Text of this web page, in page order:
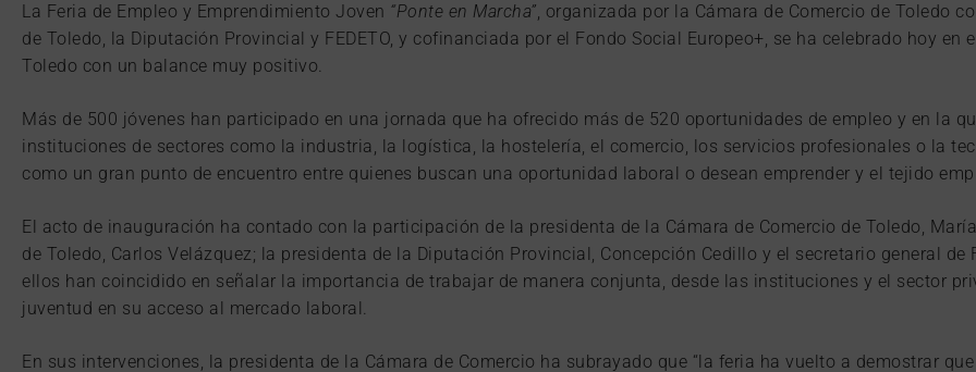
La Feria de Empleo y Emprendimiento Joven “Ponte en Marcha”, organizada por la Cámara de Comercio de Toledo
de Toledo, la Diputación Provincial y FEDETO, y cofinanciada por el Fondo Social Europeo+, se ha celebrado hoy en
Toledo con un balance muy positivo.
Más de 500 jóvenes han participado en una jornada que ha ofrecido más de 520 oportunidades de empleo y en la
instituciones de sectores como la industria, la logística, la hostelería, el comercio, los servicios profesionales o la
como un gran punto de encuentro entre quienes buscan una oportunidad laboral o desean emprender y el tejido
El acto de inauguración ha contado con la participación de la presidenta de la Cámara de Comercio de Toledo,
de Toledo, Carlos Velázquez; la presidenta de la Diputación Provincial, Concepción Cedillo y el secretario general de
ellos han coincidido en señalar la importancia de trabajar de manera conjunta, desde las instituciones y el sector
juventud en su acceso al mercado laboral.
En sus intervenciones, la presidenta de la Cámara de Comercio ha subrayado que “la feria ha vuelto a demostrar